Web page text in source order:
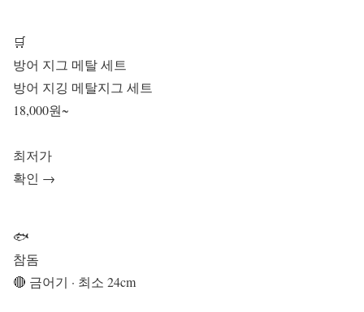
🛒
방어 지그 메탈 세트
방어 지깅 메탈지그 세트
18,000원~
최저가
확인 →
🐟
참돔
🔴 금어기 · 최소 24cm